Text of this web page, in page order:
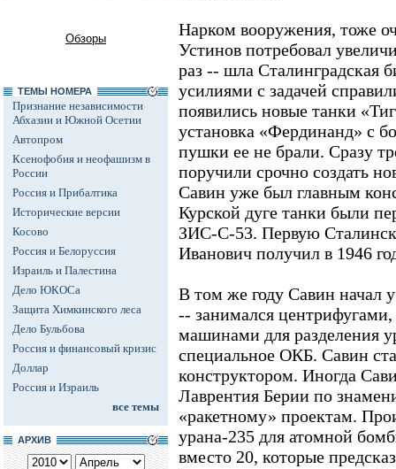
Обзоры
ТЕМЫ НОМЕРА
Признание независимости
Абхазии и Южной Осетии
Автопром
Ксенофобия и неофашизм в
России
Россия и Прибалтика
Исторические версии
Косово
Россия и Белоруссия
Израиль и Палестина
Дело ЮКОСа
Защита Химкинского леса
Дело Бульбова
Россия и финансовый кризис
Доллар
Россия и Израиль
все темы
АРХИВ
Нарком вооружения, тоже
Устинов потребовал
раз -- шла Сталинградская
усилиями с задачей
появились новые танки
установка «Фердинанд» с
пушки ее не брали. Сразу
поручили срочно создать
Савин уже был главным
Курской дуге танки были
ЗИС-С-53. Первую
Иванович получил в 1946
В том же году Савин начал
-- занимался
машинами для разделения
специальное ОКБ. Савин
конструктором. Иногда
Лаврентия Берии по
«ракетному» проектам.
урана-235 для атомной
вместо 20, которые